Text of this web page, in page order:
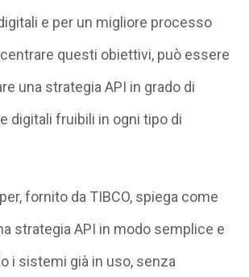
e per un migliore processo
questi obiettivi, può essere
una strategia API in grado di
digitali fruibili in ogni tipo di
fornito da TIBCO, spiega come
strategia API in modo semplice e
i sistemi già in uso, senza